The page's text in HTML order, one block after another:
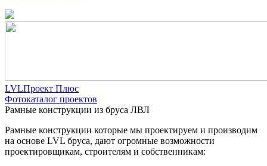
LVLПроект Плюс
Фотокаталог проектов
Рамные конструкции из бруса ЛВЛ
Рамные конструкции которые мы проектируем и производим
на основе LVL бруса, дают огромные возможности
проектировщикам, строителям и собственникам: